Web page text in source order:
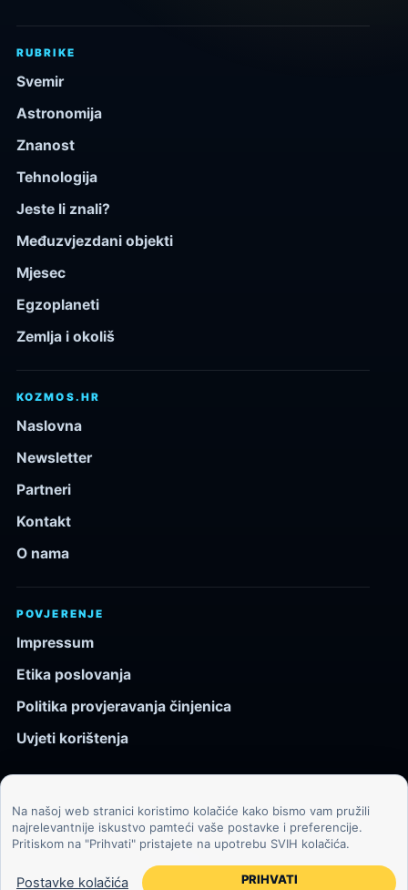
RUBRIKE
Svemir
Astronomija
Znanost
Tehnologija
Jeste li znali?
Međuzvjezdani objekti
Mjesec
Egzoplaneti
Zemlja i okoliš
KOZMOS.HR
Naslovna
Newsletter
Partneri
Kontakt
O nama
POVJERENJE
Impressum
Etika poslovanja
Politika provjeravanja činjenica
Uvjeti korištenja
© 2026 Kozmos.hr. Sva prava pridržana.
Svemir, znanost, tehnologija i velike ideje za znatiželjne
čitatelje.
Na našoj web stranici koristimo kolačiće kako bismo vam pružili
najrelevantnije iskustvo pamteći vaše postavke i preferencije.
Pritiskom na "Prihvati" pristajete na upotrebu SVIH kolačića.
Postavke kolačića PRIHVATI